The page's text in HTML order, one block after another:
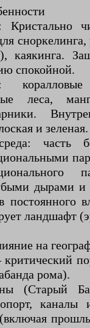
каякинга.
спокойной.
леса,
и зеленая.
часть
дырами и
ландшафт
на
рома).
(Старый
каналы